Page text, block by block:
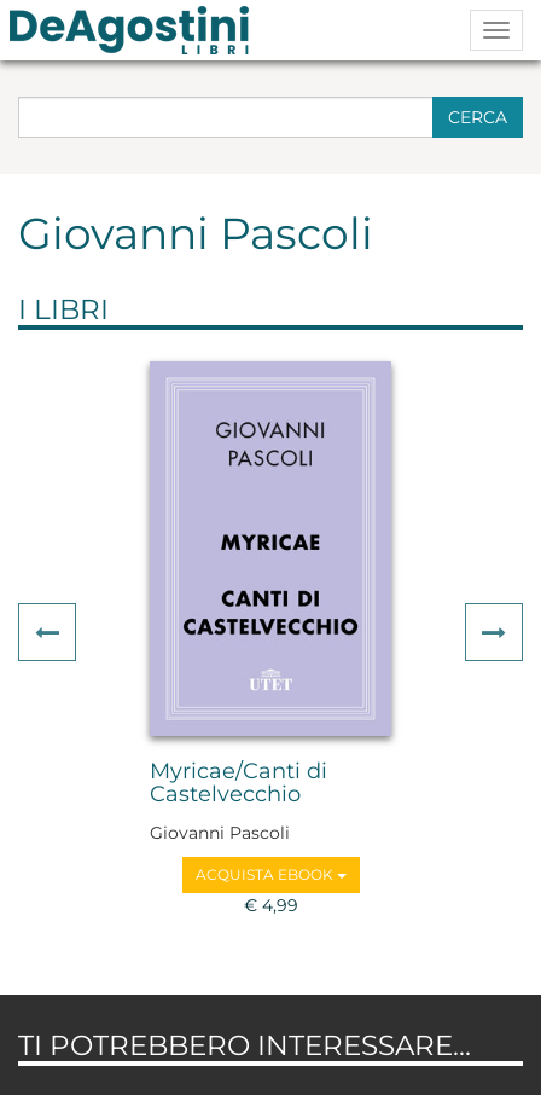
CERCA
Giovanni Pascoli
I LIBRI
Myricae/Canti di
Castelvecchio
Giovanni Pascoli
ACQUISTA EBOOK
€ 4,99
Previous
TI POTREBBERO INTERESSARE...